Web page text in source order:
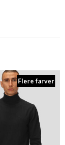
Flere farver